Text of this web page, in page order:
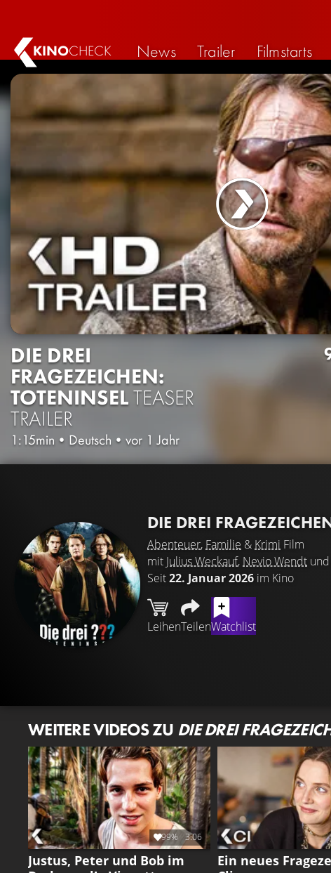
KINOCHECK News Trailer Filmstarts
DIE DREI
FRAGEZEICHEN:
TOTENINSELTEASER
TRAILER
1:15min • Deutsch • vor 1 Jahr
DIE DREI
Abenteuer, Familie & Krimi Film
mit Julius Weckauf, Nevio Wendt und
Seit22. Januar 2026 im Kino
LeihenTeilenWatchlist
WEITERE VIDEOS ZU DIE DREI
99% 3:06
Justus, Peter und Bob im
Ein neues